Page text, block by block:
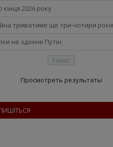
кінця 2026 року
триватиме ще три-чотири роки
не здохне Путін
Просмотреть результаты